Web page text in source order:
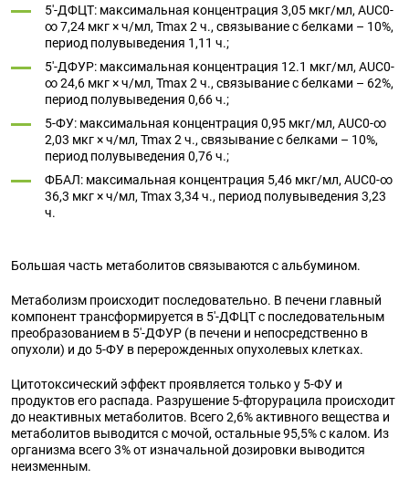
5'-ДФЦТ: максимальная концентрация 3,05 мкг/мл, AUC0-
∞ 7,24 мкг × ч/мл, Tmax 2 ч., связывание с белками – 10%,
период полувыведения 1,11 ч.;
5'-ДФУР: максимальная концентрация 12.1 мкг/мл, AUC0-
∞ 24,6 мкг × ч/мл, Tmax 2 ч., связывание с белками – 62%,
период полувыведения 0,66 ч.;
5-ФУ: максимальная концентрация 0,95 мкг/мл, AUC0-∞
2,03 мкг × ч/мл, Tmax 2 ч., связывание с белками – 10%,
период полувыведения 0,76 ч.;
ФБАЛ: максимальная концентрация 5,46 мкг/мл, AUC0-∞
36,3 мкг × ч/мл, Tmax 3,34 ч., период полувыведения 3,23
ч.
Большая часть метаболитов связываются с альбумином.
Метаболизм происходит последовательно. В печени главный
компонент трансформируется в 5'-ДФЦТ с последовательным
преобразованием в 5'-ДФУР (в печени и непосредственно в
опухоли) и до 5-ФУ в перерожденных опухолевых клетках.
Цитотоксический эффект проявляется только у 5-ФУ и
продуктов его распада. Разрушение 5-фторурацила происходит
до неактивных метаболитов. Всего 2,6% активного вещества и
метаболитов выводится с мочой, остальные 95,5% с калом. Из
организма всего 3% от изначальной дозировки выводится
неизменным.